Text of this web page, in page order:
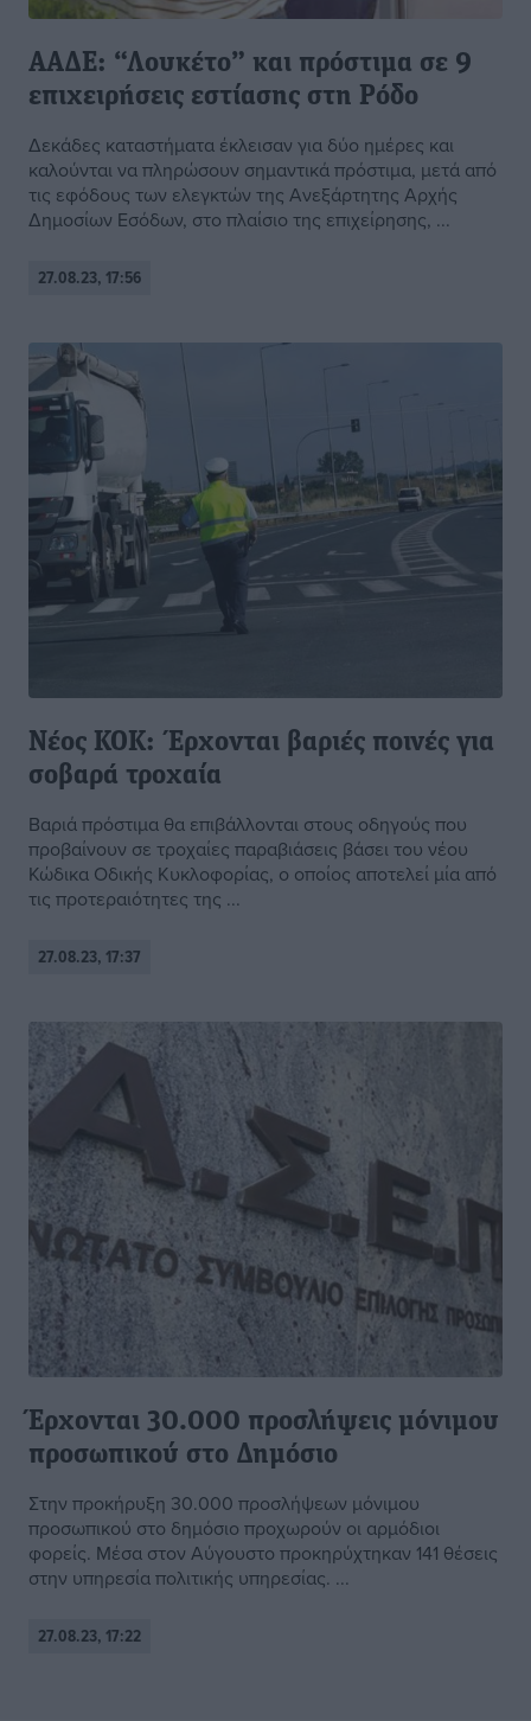
ΑΑΔΕ: “Λουκέτο” και πρόστιμα σε 9
επιχειρήσεις εστίασης στη Ρόδο
Δεκάδες καταστήματα έκλεισαν για δύο ημέρες και
καλούνται να πληρώσουν σημαντικά πρόστιμα, μετά από
τις εφόδους των ελεγκτών της Ανεξάρτητης Αρχής
Δημοσίων Εσόδων, στο πλαίσιο της επιχείρησης, ...
27.08.23, 17:56
Νέος ΚΟΚ: Έρχονται βαριές ποινές για
σοβαρά τροχαία
Βαριά πρόστιμα θα επιβάλλονται στους οδηγούς που
προβαίνουν σε τροχαίες παραβιάσεις βάσει του νέου
Κώδικα Οδικής Κυκλοφορίας, ο οποίος αποτελεί μία από
τις προτεραιότητες της ...
27.08.23, 17:37
Έρχονται 30.000 προσλήψεις μόνιμου
προσωπικού στο Δημόσιο
Στην προκήρυξη 30.000 προσλήψεων μόνιμου
προσωπικού στο δημόσιο προχωρούν οι αρμόδιοι
φορείς. Μέσα στον Αύγουστο προκηρύχτηκαν 141 θέσεις
στην υπηρεσία πολιτικής υπηρεσίας. ...
27.08.23, 17:22